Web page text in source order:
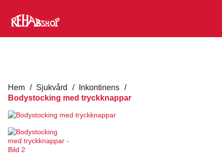
Hem / Sjukvård / Inkontinens /
Bodystocking med tryckknappar